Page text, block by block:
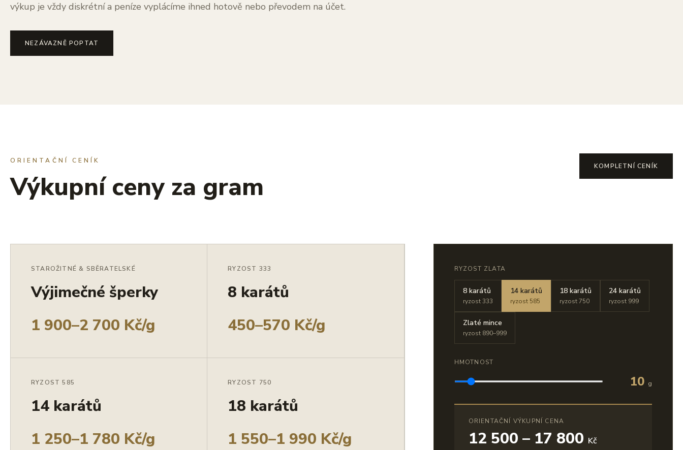
výkup je vždy diskrétní a peníze vyplácíme ihned hotově nebo převodem na účet.
NEZÁVAZNĚ POPTAT
ORIENTAČNÍ CENÍK
Výkupní ceny za gram
KOMPLETNÍ CENÍK
STAROŽITNÉ & SBĚRATELSKÉ
Výjimečné šperky
1 900–2 700 Kč/g
RYZOST 333
8 karátů
450–570 Kč/g
RYZOST 585
14 karátů
1 250–1 780 Kč/g
RYZOST 750
18 karátů
1 550–1 990 Kč/g
RYZOST ZLATA
8 karátů
ryzost 333
14 karátů
ryzost 585
18 karátů
ryzost 750
24 karátů
ryzost 999
Zlaté mince
ryzost 890–999
HMOTNOST
10 g
ORIENTAČNÍ VÝKUPNÍ CENA
12 500 – 17 800 Kč